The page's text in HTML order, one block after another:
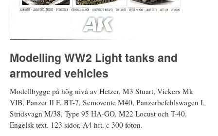
Modelling WW2 Light tanks and
armoured vehicles
Modellbygge på hög nivå av Hetzer, M3 Stuart, Vickers Mk
VIB, Panzer II F, BT-7, Semovente M40, Panzerbefehlswagen I,
Stridsvagn M/38, Type 95 HA-GO, M22 Locust och T-40.
Engelsk text. 123 sidor, A4 hft. c 300 foton.